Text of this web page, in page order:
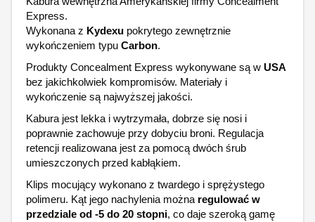
Express.
Wykonana z Kydexu pokrytego zewnętrznie
wykończeniem typu Carbon.
Produkty Concealment Express wykonywane są w USA
bez jakichkolwiek kompromisów. Materiały i
wykończenie są najwyższej jakości.
Kabura jest lekka i wytrzymała, dobrze się nosi i
poprawnie zachowuje przy dobyciu broni. Regulacja
retencji realizowana jest za pomocą dwóch śrub
umieszczonych przed kabłąkiem.
Klips mocujący wykonano z twardego i sprężystego
polimeru. Kąt jego nachylenia można regulować w
przedziale od -5 do 20 stopni, co daje szeroką gamę